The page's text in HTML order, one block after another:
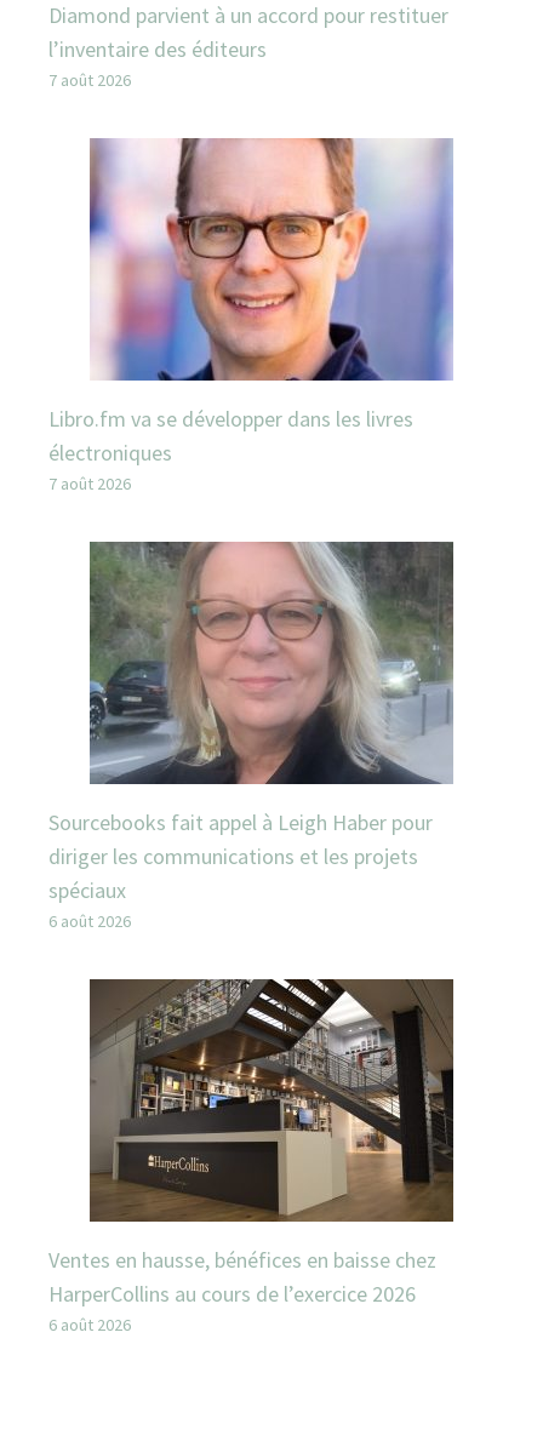
Diamond parvient à un accord pour restituer
l’inventaire des éditeurs
7 août 2026
Libro.fm va se développer dans les livres
électroniques
7 août 2026
Sourcebooks fait appel à Leigh Haber pour
diriger les communications et les projets
spéciaux
6 août 2026
Ventes en hausse, bénéfices en baisse chez
HarperCollins au cours de l’exercice 2026
6 août 2026